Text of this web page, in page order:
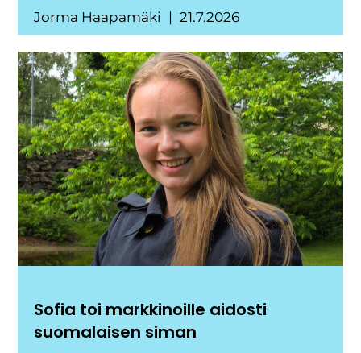
Jorma Haapamäki 21.7.2026
Sofia toi markkinoille aidosti
suomalaisen siman